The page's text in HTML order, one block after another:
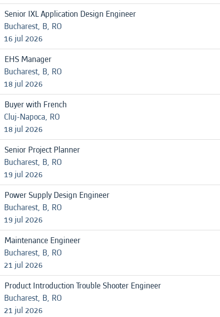
Senior IXL Application Design Engineer
Bucharest, B, RO
16 jul 2026
EHS Manager
Bucharest, B, RO
18 jul 2026
Buyer with French
Cluj-Napoca, RO
18 jul 2026
Senior Project Planner
Bucharest, B, RO
19 jul 2026
Power Supply Design Engineer
Bucharest, B, RO
19 jul 2026
Maintenance Engineer
Bucharest, B, RO
21 jul 2026
Product Introduction Trouble Shooter Engineer
Bucharest, B, RO
21 jul 2026